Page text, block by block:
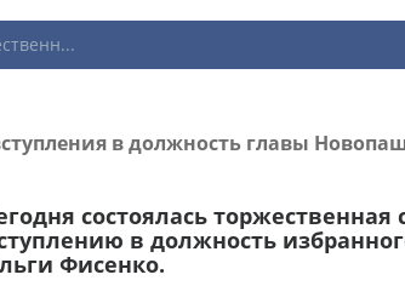
в должность главы
состоялась
в должность
Фисенко.